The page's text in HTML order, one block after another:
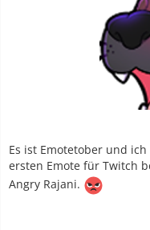
Es ist Emotetober und ich
ersten Emote für Twitch
Angry Rajani.